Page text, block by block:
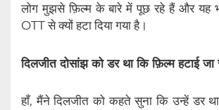
लोग मुझसे फ़िल्म के बारे में पूछ रहे हैं और यह
OTT से क्यों हटा दिया गया है।
दिलजीत दोसांझ को डर था कि फ़िल्म हटाई
हाँ, मैंने दिलजीत को कहते सुना कि उन्हें डर